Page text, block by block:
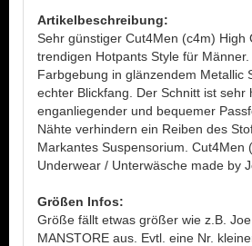
Artikelbeschreibung:
Sehr günstiger Cut4Men (c4m) High
trendigen Hotpants Style für
Farbgebung in glänzendem Metallic
echter Blickfang. Der Schnitt ist sehr
enganliegender und bequemer
Nähte verhindern ein Reiben des
Markantes Suspensorium. Cut4Men
Underwear / Unterwäsche made by
Größen Infos:
Größe fällt etwas größer wie z.B.
MANSTORE aus. Evtl. eine Nr.